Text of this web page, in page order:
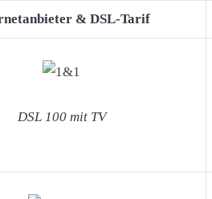
& DSL-Tarif
DSL 100 mit TV